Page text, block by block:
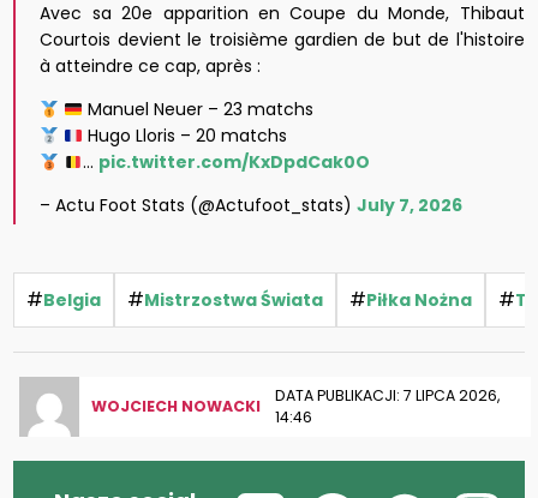
Avec sa 20e apparition en Coupe du Monde, Thibaut
Courtois devient le troisième gardien de but de l'histoire
à atteindre ce cap, après :
Manuel Neuer – 23 matchs
Hugo Lloris – 20 matchs
… pic.twitter.com/KxDpdCak0O
– Actu Foot Stats (@Actufoot_stats)July 7, 2026
#Belgia #Mistrzostwa Świata #Piłka Nożna #
WOJCIECH NOWACKI
DATA PUBLIKACJI: 7 LIPCA 2026,
14:46